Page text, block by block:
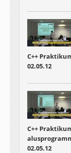
C++
02.05.12
C++
02.05.12